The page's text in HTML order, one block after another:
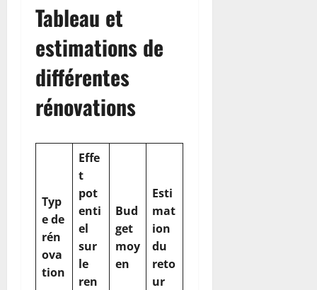
Tableau et
estimations de
différentes
rénovations
Typ
e de
rén
ova
tion
Effe
t
pot
enti
el
sur
le
ren
Bud
get
moy
en
Esti
mat
ion
du
reto
ur